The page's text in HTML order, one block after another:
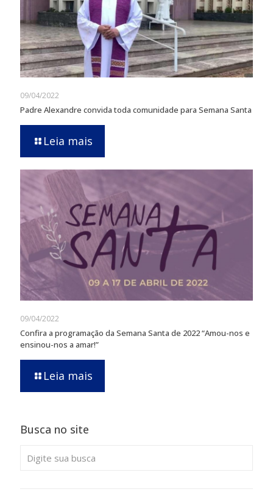
09/04/2022
Padre Alexandre convida toda comunidade para Semana Santa
Leia mais
09/04/2022
Confira a programação da Semana Santa de 2022 “Amou-nos e
ensinou-nos a amar!”
Leia mais
Busca no site